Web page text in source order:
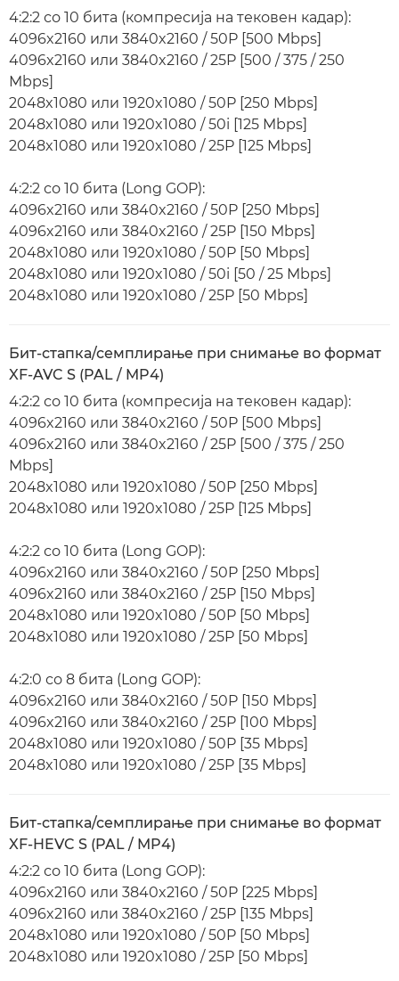
4:2:2 со 10 бита (компресија на тековен кадар):
4096x2160 или 3840x2160 / 50P [500 Mbps]
4096x2160 или 3840x2160 / 25P [500 / 375 / 250
Mbps]
2048x1080 или 1920x1080 / 50P [250 Mbps]
2048x1080 или 1920x1080 / 50i [125 Mbps]
2048x1080 или 1920x1080 / 25P [125 Mbps]
4:2:2 со 10 бита (Long GOP):
4096x2160 или 3840x2160 / 50P [250 Mbps]
4096x2160 или 3840x2160 / 25P [150 Mbps]
2048x1080 или 1920x1080 / 50P [50 Mbps]
2048x1080 или 1920x1080 / 50i [50 / 25 Mbps]
2048x1080 или 1920x1080 / 25P [50 Mbps]
Бит-стапка/семплирање при снимање во формат
XF-AVC S (PAL / MP4)
4:2:2 со 10 бита (компресија на тековен кадар):
4096x2160 или 3840x2160 / 50P [500 Mbps]
4096x2160 или 3840x2160 / 25P [500 / 375 / 250
Mbps]
2048x1080 или 1920x1080 / 50P [250 Mbps]
2048x1080 или 1920x1080 / 25P [125 Mbps]
4:2:2 со 10 бита (Long GOP):
4096x2160 или 3840x2160 / 50P [250 Mbps]
4096x2160 или 3840x2160 / 25P [150 Mbps]
2048x1080 или 1920x1080 / 50P [50 Mbps]
2048x1080 или 1920x1080 / 25P [50 Mbps]
4:2:0 со 8 бита (Long GOP):
4096x2160 или 3840x2160 / 50P [150 Mbps]
4096x2160 или 3840x2160 / 25P [100 Mbps]
2048x1080 или 1920x1080 / 50P [35 Mbps]
2048x1080 или 1920x1080 / 25P [35 Mbps]
Бит-стапка/семплирање при снимање во формат
XF-HEVC S (PAL / MP4)
4:2:2 со 10 бита (Long GOP):
4096x2160 или 3840x2160 / 50P [225 Mbps]
4096x2160 или 3840x2160 / 25P [135 Mbps]
2048x1080 или 1920x1080 / 50P [50 Mbps]
2048x1080 или 1920x1080 / 25P [50 Mbps]